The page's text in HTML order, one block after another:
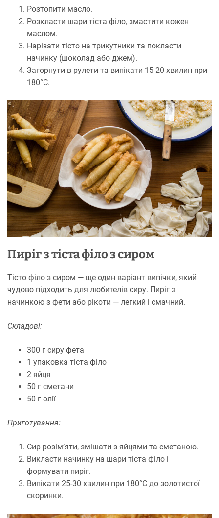
Розтопити масло.
Розкласти шари тіста філо, змастити кожен
маслом.
Нарізати тісто на трикутники та покласти
начинку (шоколад або джем).
Загорнути в рулети та випікати 15-20 хвилин при
180°C.
Пиріг з тіста філо з сиром
Тісто філо з сиром — ще один варіант випічки, який
чудово підходить для любителів сиру. Пиріг з
начинкою з фети або рікоти — легкий і смачний.
Складові:
300 г сиру фета
1 упаковка тіста філо
2 яйця
50 г сметани
50 г олії
Приготування:
Сир розім’яти, змішати з яйцями та сметаною.
Викласти начинку на шари тіста філо і
формувати пиріг.
Випікати 25-30 хвилин при 180°C до золотистої
скоринки.